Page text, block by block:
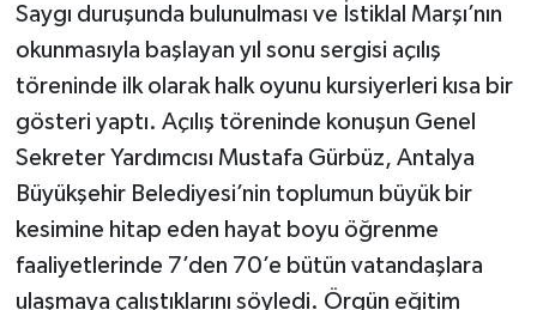
Saygı duruşunda bulunulması ve İstiklal Marşı’nın
okunmasıyla başlayan yıl sonu sergisi açılış
töreninde ilk olarak halk oyunu kursiyerleri kısa bir
gösteri yaptı. Açılış töreninde konuşun Genel
Sekreter Yardımcısı Mustafa Gürbüz, Antalya
Büyükşehir Belediyesi’nin toplumun büyük bir
kesimine hitap eden hayat boyu öğrenme
faaliyetlerinde 7’den 70’e bütün vatandaşlara
ulaşmaya çalıştıklarını söyledi. Örgün eğitim